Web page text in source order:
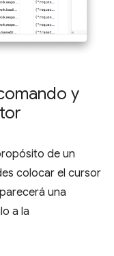
y
de un
colocar el cursor
una
a la